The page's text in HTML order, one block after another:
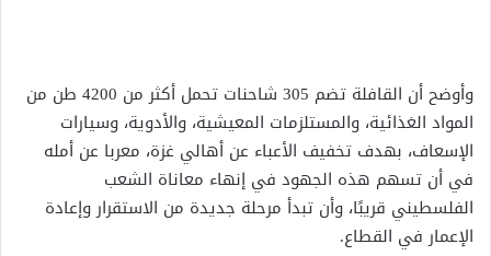
وأوضح أن القافلة تضم 305 شاحنات تحمل أكثر من 4200 طن من
المواد الغذائية، والمستلزمات المعيشية، والأدوية، وسيارات
الإسعاف، بهدف تخفيف الأعباء عن أهالي غزة، معربا عن أمله
في أن تسهم هذه الجهود في إنهاء معاناة الشعب
الفلسطيني قريبًا، وأن تبدأ مرحلة جديدة من الاستقرار وإعادة
الإعمار في القطاع.